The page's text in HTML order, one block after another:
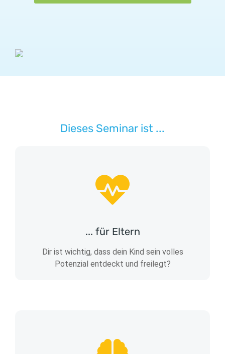
Dieses Seminar ist ...
... für Eltern
Dir ist wichtig, dass dein Kind sein volles
Potenzial entdeckt und freilegt?